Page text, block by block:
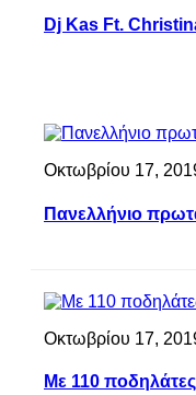
Dj Kas Ft.
Οκτωβρίου 17,
Πανελλήνιο
Οκτωβρίου 17,
Με 110